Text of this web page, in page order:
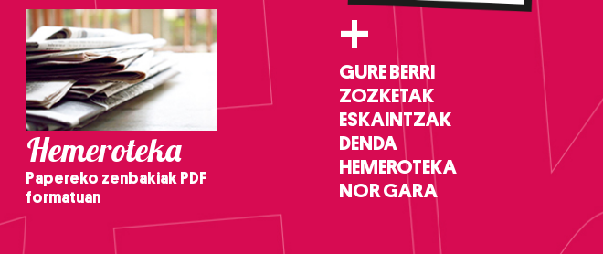
Hemeroteka
Papereko zenbakiak PDF
formatuan
+
GURE BERRI
ZOZKETAK
ESKAINTZAK
DENDA
HEMEROTEKA
NOR GARA